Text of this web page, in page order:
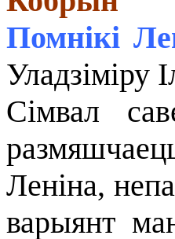
Помнікі
Уладзіміру
Сімвал
Леніна,
варыянт